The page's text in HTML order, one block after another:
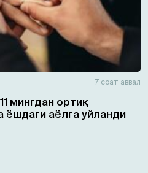
7 соат аввал
мингдан ортиқ
ёшдаги аёлга уйланди